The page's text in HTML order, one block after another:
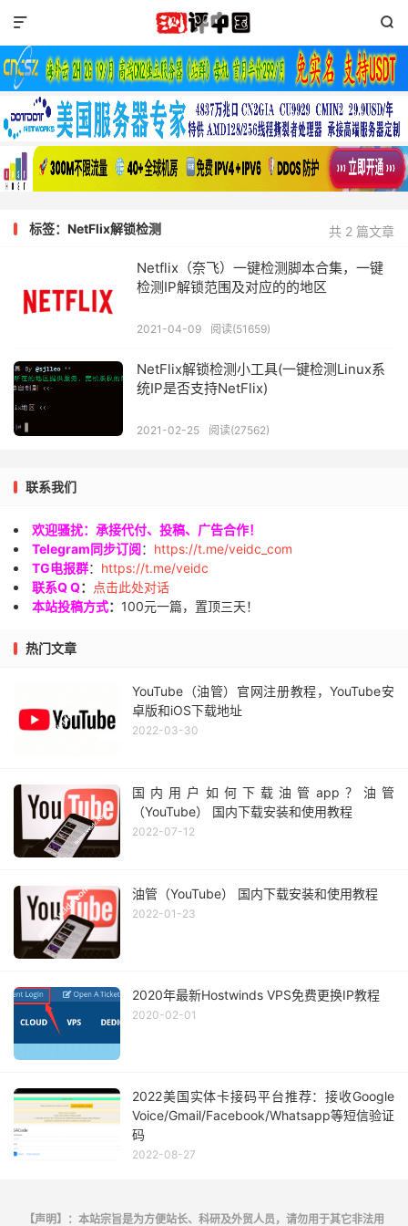


共 2 篇文章
标签：NetFlix解锁检测
Netflix（奈飞）一键检测脚本合集，一键
检测IP解锁范围及对应的的地区
2021-04-09 阅读(51659)
NetFlix解锁检测小工具(一键检测Linux系
统IP是否支持NetFlix)
2021-02-25 阅读(27562)
联系我们
欢迎骚扰：承接代付、投稿、广告合作！
Telegram同步订阅： https://t.me/veidc_com
TG电报群： https://t.me/veidc
联系Q Q：
点击此处对话
本站投稿方式： 100元一篇，置顶三天！
热门文章
YouTube（油管）官网注册教程，YouTube安
卓版和iOS下载地址
2022-03-30
国内用户如何下载油管app？油管
（YouTube） 国内下载安装和使用教程
2022-07-12
油管（YouTube） 国内下载安装和使用教程
2022-01-23
2020年最新Hostwinds VPS免费更换IP教程
2020-02-01
2022美国实体卡接码平台推荐：接收Google
Voice/Gmail/Facebook/Whatsapp等短信验证
码
2022-08-27
【声明】：本站宗旨是为方便站长、科研及外贸人员，请勿用于其它非法用